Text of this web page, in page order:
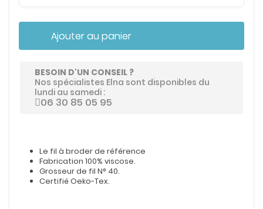
Ajouter au panier
BESOIN D'UN CONSEIL ?
Nos spécialistes Elna sont disponibles du
lundi au samedi :
06 30 85 05 95
Le fil à broder de référence
Fabrication 100% viscose.
Grosseur de fil N° 40.
Certifié Oeko-Tex.